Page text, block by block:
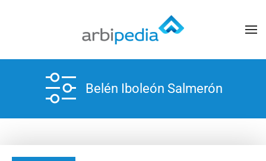
Belén Iboleón Salmerón